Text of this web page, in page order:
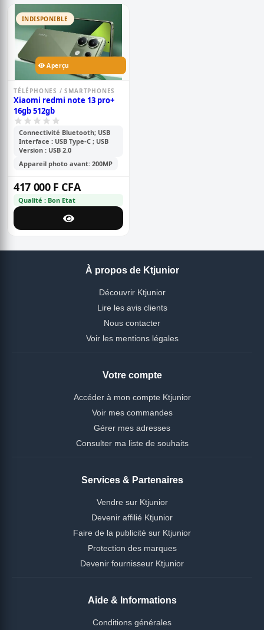
INDISPONIBLE
Aperçu
TÉLÉPHONES / SMARTPHONES
Xiaomi redmi note 13 pro+
16gb 512gb
Connectivité Bluetooth; USB
Interface : USB Type-C ; USB
Version : USB 2.0
Appareil photo avant: 200MP
417 000 F CFA
Qualité : Bon Etat
À propos de Ktjunior
Découvrir Ktjunior
Lire les avis clients
Nous contacter
Voir les mentions légales
Votre compte
Accéder à mon compte Ktjunior
Voir mes commandes
Gérer mes adresses
Consulter ma liste de souhaits
Services & Partenaires
Vendre sur Ktjunior
Devenir affilié Ktjunior
Faire de la publicité sur Ktjunior
Protection des marques
Devenir fournisseur Ktjunior
Aide & Informations
Conditions générales